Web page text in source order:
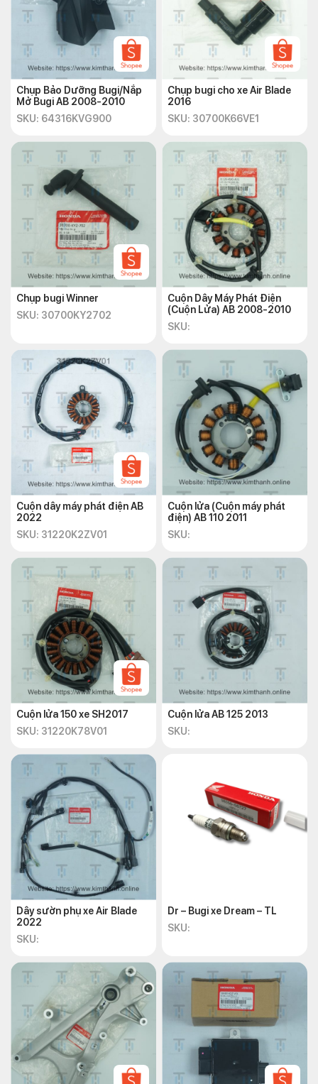
Chụp Bảo Dưỡng Bugi/Nắp
Mở Bugi AB 2008-2010
SKU: 64316KVG900
Chụp bugi cho xe Air Blade
2016
SKU: 30700K66VE1
Chụp bugi Winner
SKU: 30700KY2702
Cuộn Dây Máy Phát Điện
(Cuộn Lửa) AB 2008-2010
SKU:
Cuộn dây máy phát điện AB
2022
SKU: 31220K2ZV01
Cuộn lửa (Cuộn máy phát
điện) AB 110 2011
SKU:
Cuộn lửa 150 xe SH2017
SKU: 31220K78V01
Cuộn lửa AB 125 2013
SKU:
Dây sườn phụ xe Air Blade
2022
SKU:
Dr – Bugi xe Dream – TL
SKU: